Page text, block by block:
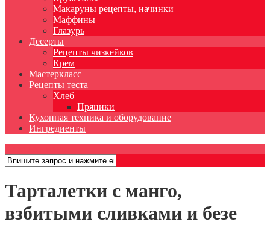
Макаруны рецепты, начинки
Маффины
Глазурь
Десерты
Рецепты чизкейков
Крем
Мастеркласс
Рецепты теста
Хлеб
Пряники
Кухонная техника и оборудование
Ингредиенты
Тарталетки с манго,
взбитыми сливками и безе